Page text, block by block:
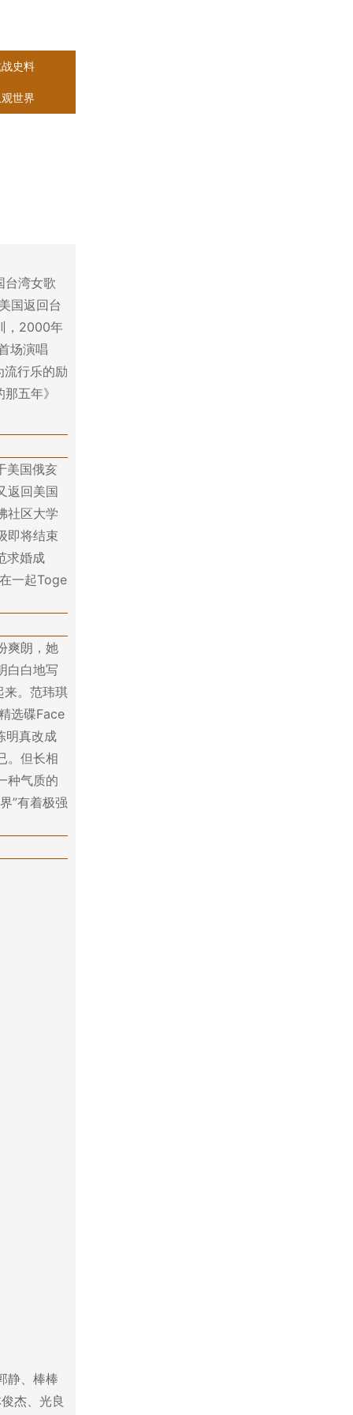
史料
世界
台湾女歌
国返回台
，2000年
场演唱
流行乐的励
五年》
美国俄亥
返回美国
社区大学
即将结束
求婚成
一起Toge
爽朗，她
白白地写
来。范玮琪
选碟Face
明真改成
。但长相
种气质的
”有着极强
静、棒棒
杰、光良